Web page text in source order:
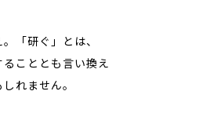
「研ぐ」とは、
ることとも言い換え
れません。